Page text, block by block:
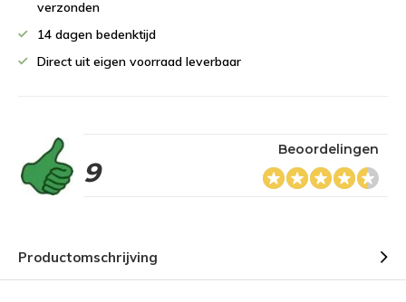
verzonden
14 dagen bedenktijd
Direct uit eigen voorraad leverbaar
9
Beoordelingen
Productomschrijving